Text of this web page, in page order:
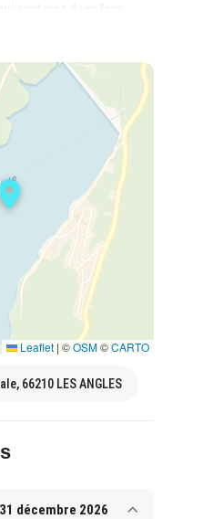
rentrent dans leur
principales de ce
Apprendre à
Favorise la
Proposer des
l’information
l’implication des
Leaflet | ©OSM©CARTO
66210 LES ANGLES
décembre 2026